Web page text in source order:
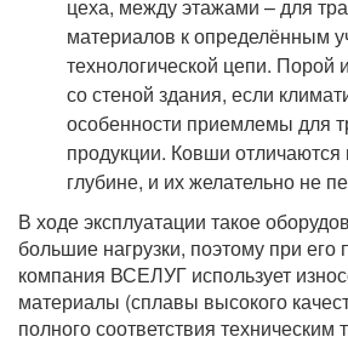
цеха, между этажами – для
материалов к определённым
технологической цепи. Порой
со стеной здания, если
особенности приемлемы для
продукции. Ковши отличаются
глубине, и их желательно не
В ходе эксплуатации такое
большие нагрузки, поэтому при его
компания ВСЕЛУГ использует
материалы (сплавы высокого
полного соответствия техническим